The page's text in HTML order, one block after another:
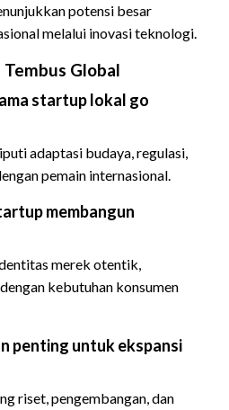
potensi besar
melalui inovasi teknologi.
Global
startup lokal go
adaptasi budaya, regulasi,
pemain internasional.
membangun
merek otentik,
kebutuhan konsumen
penting untuk ekspansi
riset, pengembangan, dan